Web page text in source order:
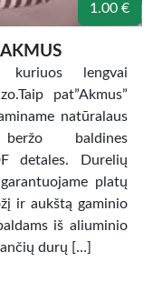
1.00 €
kuriuos lengvai
pat”Akmus”
natūralaus
baldines
detales. Durelių
platų
ir aukštą gaminio
iš aliuminio
durų […]